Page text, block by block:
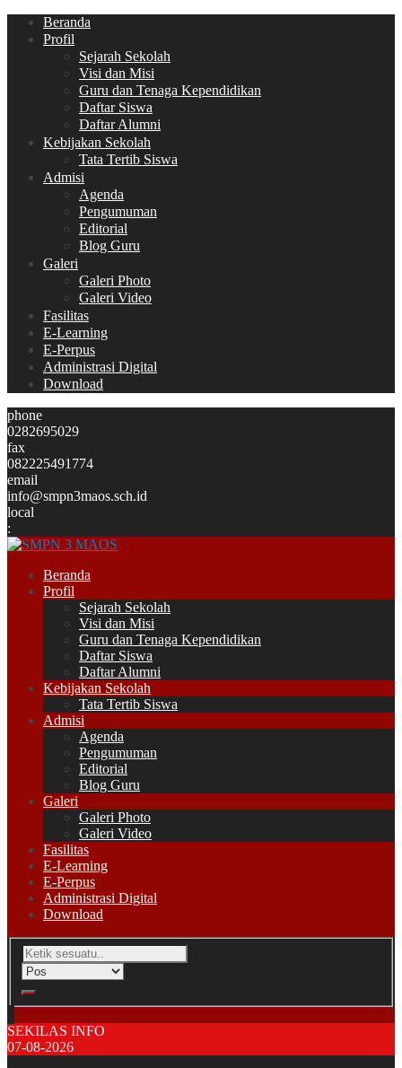
Beranda
Profil
Sejarah Sekolah
Visi dan Misi
Guru dan Tenaga Kependidikan
Daftar Siswa
Daftar Alumni
Kebijakan Sekolah
Tata Tertib Siswa
Admisi
Agenda
Pengumuman
Editorial
Blog Guru
Galeri
Galeri Photo
Galeri Video
Fasilitas
E-Learning
E-Perpus
Administrasi Digital
Download
phone
0282695029
fax
082225491774
email
info@smpn3maos.sch.id
local
:
Beranda
Profil
Sejarah Sekolah
Visi dan Misi
Guru dan Tenaga Kependidikan
Daftar Siswa
Daftar Alumni
Kebijakan Sekolah
Tata Tertib Siswa
Admisi
Agenda
Pengumuman
Editorial
Blog Guru
Galeri
Galeri Photo
Galeri Video
Fasilitas
E-Learning
E-Perpus
Administrasi Digital
Download
SEKILAS INFO
07-08-2026